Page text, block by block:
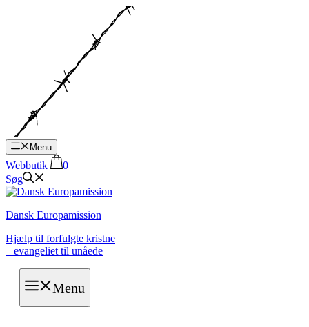
Menu
Webbutik
0
Søg
Dansk Europamission
Hjælp til forfulgte kristne
– evangeliet til unåede
Menu